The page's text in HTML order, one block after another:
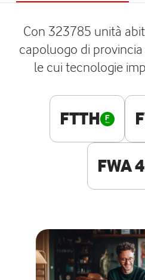
Con 323785 unità
capoluogo di
le cui tecnologie
FTTH
FWA